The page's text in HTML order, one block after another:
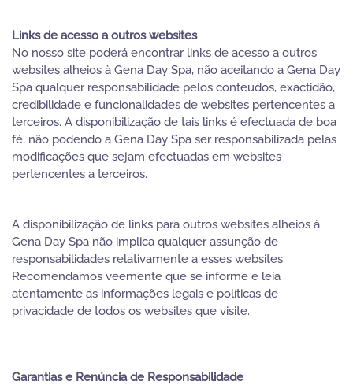
Links de acesso a outros websites
No nosso site poderá encontrar links de acesso a outros
websites alheios à Gena Day Spa, não aceitando a Gena Day
Spa qualquer responsabilidade pelos conteúdos, exactidão,
credibilidade e funcionalidades de websites pertencentes a
terceiros. A disponibilização de tais links é efectuada de boa
fé, não podendo a Gena Day Spa ser responsabilizada pelas
modificações que sejam efectuadas em websites
pertencentes a terceiros.
A disponibilização de links para outros websites alheios à
Gena Day Spa não implica qualquer assunção de
responsabilidades relativamente a esses websites.
Recomendamos veemente que se informe e leia
atentamente as informações legais e políticas de
privacidade de todos os websites que visite.
Garantias e Renúncia de Responsabilidade